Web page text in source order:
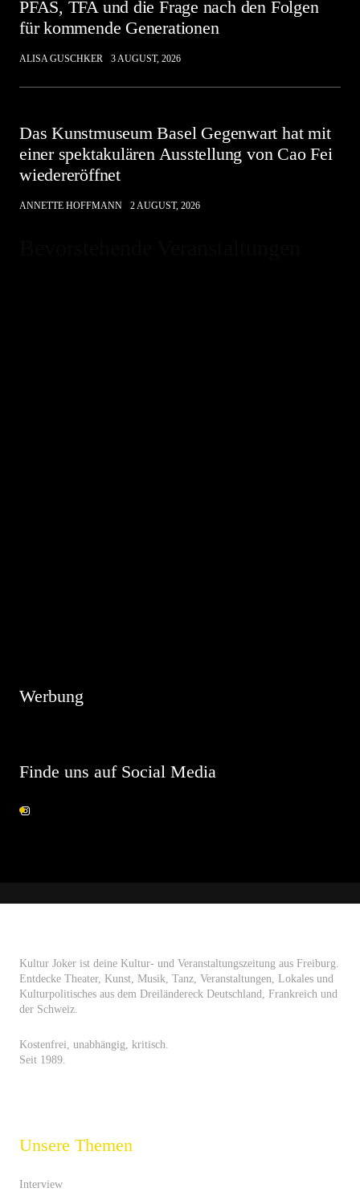
PFAS, TFA und die Frage nach den Folgen
für kommende Generationen
ALISA GUSCHKER 3 AUGUST, 2026
Das Kunstmuseum Basel Gegenwart hat mit
einer spektakulären Ausstellung von Cao Fei
wiedereröffnet
ANNETTE HOFFMANN 2 AUGUST, 2026
Werbung
Finde uns auf Social Media
Kultur Joker ist deine Kultur- und Veranstaltungszeitung aus Freiburg.
Entdecke Theater, Kunst, Musik, Tanz, Veranstaltungen, Lokales und
Kulturpolitisches aus dem Dreiländereck Deutschland, Frankreich und
der Schweiz.
Kostenfrei, unabhängig, kritisch.
Seit 1989.
Unsere Themen
Interview